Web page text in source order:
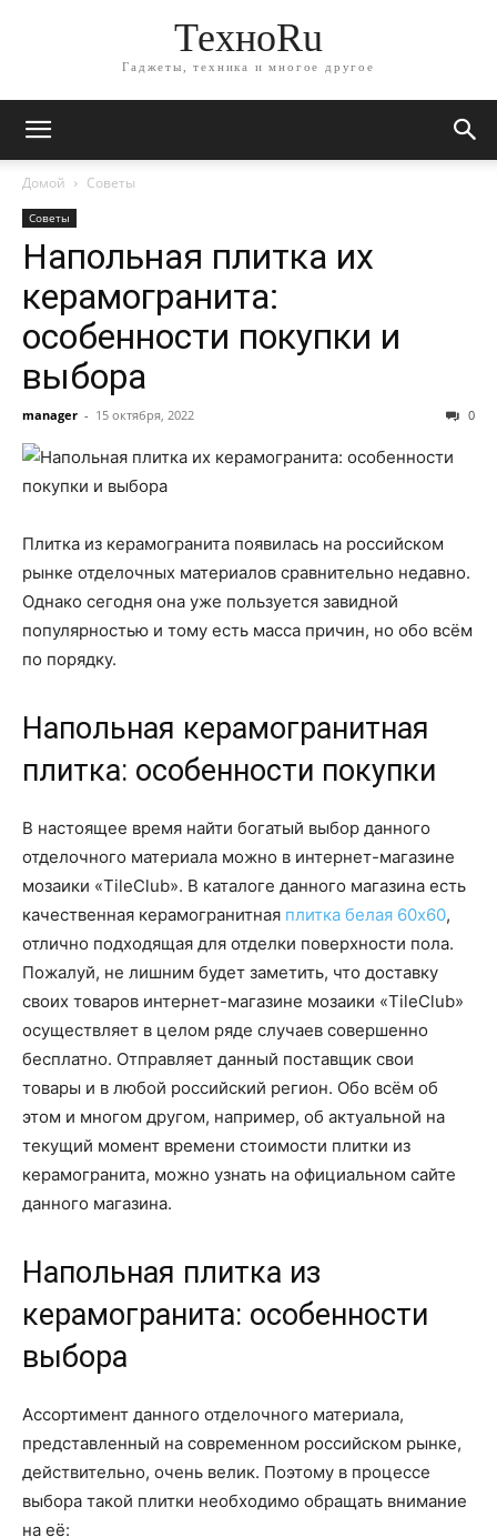
ТехноRu
Гаджеты, техника и многое другое
Домой Советы
Советы
Напольная плитка их
керамогранита:
особенности покупки и
выбора
manager - 15 октября, 2022 0
Плитка из керамогранита появилась на российском
рынке отделочных материалов сравнительно недавно.
Однако сегодня она уже пользуется завидной
популярностью и тому есть масса причин, но обо всём
по порядку.
Напольная керамогранитная
плитка: особенности покупки
В настоящее время найти богатый выбор данного
отделочного материала можно в интернет-магазине
мозаики «TileClub». В каталоге данного магазина есть
качественная керамогранитная плитка белая 60х60,
отлично подходящая для отделки поверхности пола.
Пожалуй, не лишним будет заметить, что доставку
своих товаров интернет-магазине мозаики «TileClub»
осуществляет в целом ряде случаев совершенно
бесплатно. Отправляет данный поставщик свои
товары и в любой российский регион. Обо всём об
этом и многом другом, например, об актуальной на
текущий момент времени стоимости плитки из
керамогранита, можно узнать на официальном сайте
данного магазина.
Напольная плитка из
керамогранита: особенности
выбора
Ассортимент данного отделочного материала,
представленный на современном российском рынке,
действительно, очень велик. Поэтому в процессе
выбора такой плитки необходимо обращать внимание
на её: